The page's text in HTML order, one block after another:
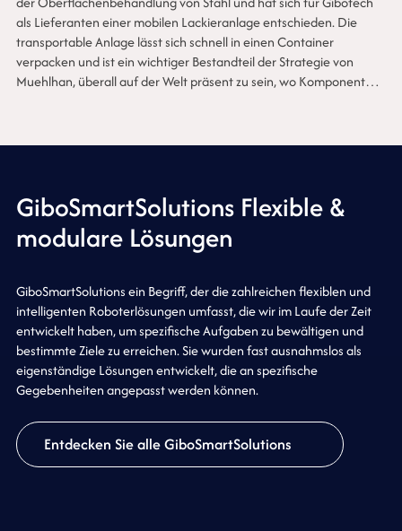
als Lieferanten einer mobilen Lackieranlage entschieden. Die
transportable Anlage lässt sich schnell in einen Container
verpacken und ist ein wichtiger Bestandteil der Strategie von
Muehlhan, überall auf der Welt präsent zu sein, wo Komponenten
GiboSmartSolutions Flexible &
modulare Lösungen
GiboSmartSolutions ein Begriff, der die zahlreichen flexiblen und
intelligenten Roboterlösungen umfasst, die wir im Laufe der Zeit
entwickelt haben, um spezifische Aufgaben zu bewältigen und
bestimmte Ziele zu erreichen. Sie wurden fast ausnahmslos als
eigenständige Lösungen entwickelt, die an spezifische
Gegebenheiten angepasst werden können.
Entdecken Sie alle GiboSmartSolutions